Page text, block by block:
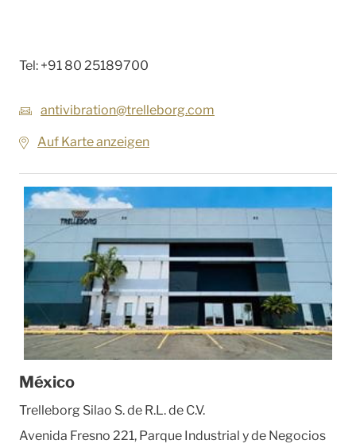
Tel: +91 80 25189700
antivibration@trelleborg.com
Auf Karte anzeigen
México
Trelleborg Silao S. de R.L. de C.V.
Avenida Fresno 221, Parque Industrial y de Negocios